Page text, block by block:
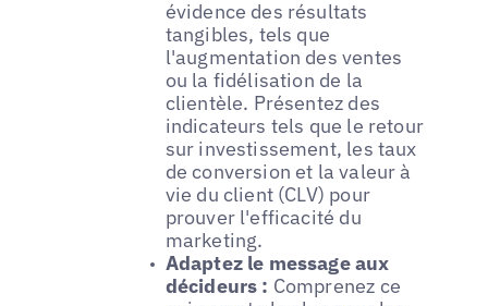
évidence des résultats
tangibles, tels que
l'augmentation des ventes
ou la fidélisation de la
clientèle. Présentez des
indicateurs tels que le retour
sur investissement, les taux
de conversion et la valeur à
vie du client (CLV) pour
prouver l'efficacité du
marketing.
Adaptez le message aux
décideurs : Comprenez ce